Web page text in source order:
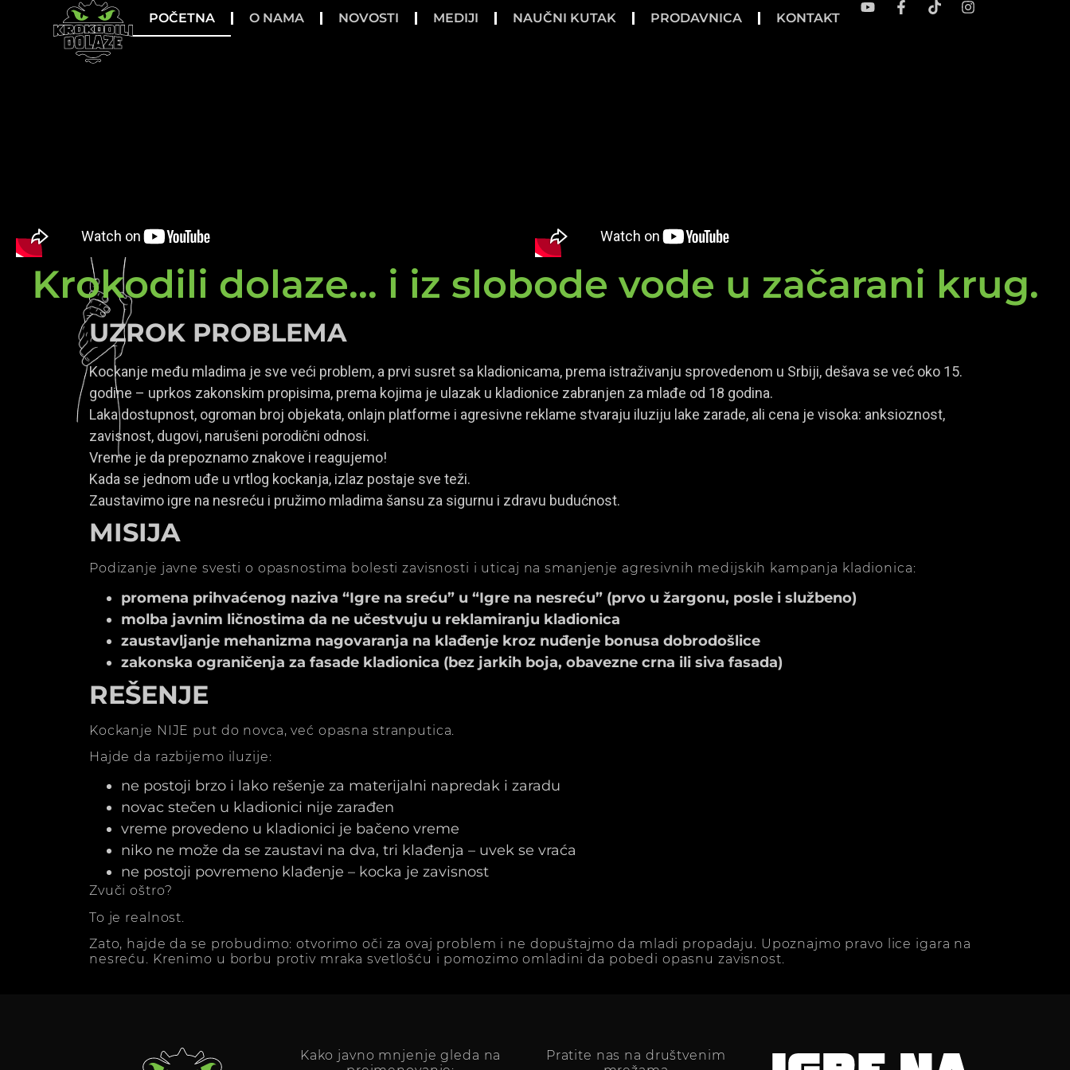
POČETNA O NAMA NOVOSTI MEDIJI NAUČNI KUTAK PRODAVNICA KONTAKT
Krokodili dolaze... i iz slobode vode u začarani krug.
UZROK PROBLEMA
Kockanje među mladima je sve veći problem, a prvi susret sa kladionicama, prema istraživanju sprovedenom u Srbiji, dešava se već oko 15.
godine – uprkos zakonskim propisima, prema kojima je ulazak u kladionice zabranjen za mlađe od 18 godina.
Laka dostupnost, ogroman broj objekata, onlajn platforme i agresivne reklame stvaraju iluziju lake zarade, ali cena je visoka: anksioznost,
zavisnost, dugovi, narušeni porodični odnosi.
Vreme je da prepoznamo znakove i reagujemo!
Kada se jednom uđe u vrtlog kockanja, izlaz postaje sve teži.
Zaustavimo igre na nesreću i pružimo mladima šansu za sigurnu i zdravu budućnost.
MISIJA
Podizanje javne svesti o opasnostima bolesti zavisnosti i uticaj na smanjenje agresivnih medijskih kampanja kladionica:
promena prihvaćenog naziva “Igre na sreću” u “Igre na nesreću” (prvo u žargonu, posle i službeno)
molba javnim ličnostima da ne učestvuju u reklamiranju kladionica
zaustavljanje mehanizma nagovaranja na klađenje kroz nuđenje bonusa dobrodošlice
zakonska ograničenja za fasade kladionica (bez jarkih boja, obavezne crna ili siva fasada)
REŠENJE
Kockanje NIJE put do novca, već opasna stranputica.
Hajde da razbijemo iluzije:
ne postoji brzo i lako rešenje za materijalni napredak i zaradu
novac stečen u kladionici nije zarađen
vreme provedeno u kladionici je bačeno vreme
niko ne može da se zaustavi na dva, tri klađenja – uvek se vraća
ne postoji povremeno klađenje – kocka je zavisnost
Zvuči oštro?
To je realnost.
Zato, hajde da se probudimo: otvorimo oči za ovaj problem i ne dopuštajmo da mladi propadaju. Upoznajmo pravo lice igara na
nesreću. Krenimo u borbu protiv mraka svetlošću i pomozimo omladini da pobedi opasnu zavisnost.
Kako javno mnjenje gleda na
Pratite nas na društvenim